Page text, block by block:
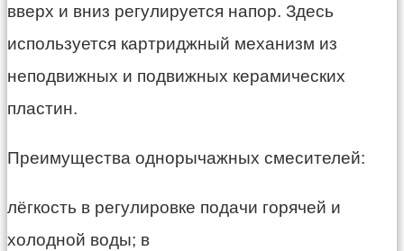
вверх и вниз регулируется напор. Здесь
используется картриджный механизм из
неподвижных и подвижных керамических
пластин.
Преимущества однорычажных смесителей:
лёгкость в регулировке подачи горячей и
холодной воды; в